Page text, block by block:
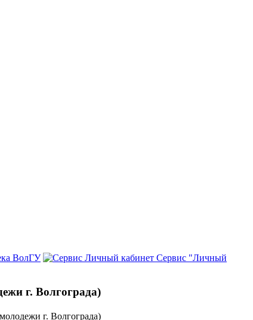
ВолГУ
Сервис "Личный
г. Волгограда)
г. Волгограда)